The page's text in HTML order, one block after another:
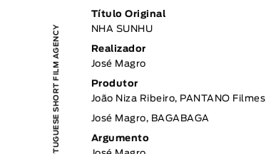
PORTUGUESE SHORT FILM AGENCY
Título Original
NHA SUNHU
Realizador
José Magro
Produtor
João Niza Ribeiro, PANTANO Filmes
José Magro, BAGABAGA
Argumento